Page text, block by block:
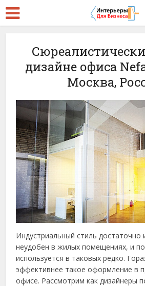
дизайне офиса
Москва,
Индустриальный стиль достаточно
неудобен в жилых помещениях, и
используется в таковых редко.
эффективнее такое оформление в
офисе. Рассмотрим как дизайнеры